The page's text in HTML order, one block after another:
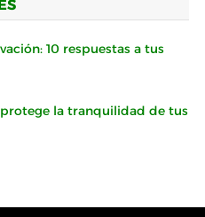
10 respuestas a tus
la tranquilidad de tus